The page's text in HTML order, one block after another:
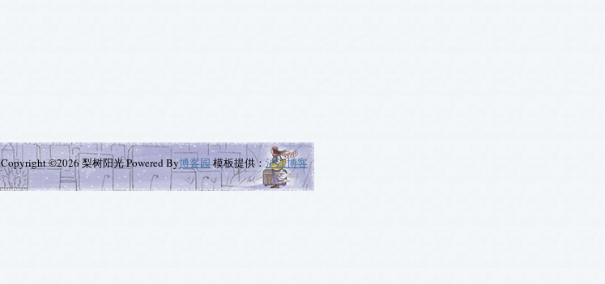
Copyright ©2026 梨树阳光 Powered By博客园模板提供： 沪江博客